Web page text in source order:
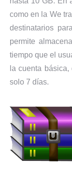
como en la We
destinatarios
permite
tiempo que el
la cuenta
solo 7 días.